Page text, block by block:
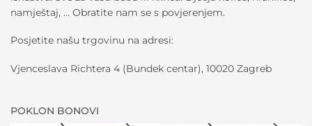
namještaj, … Obratite nam se s povjerenjem.
Posjetite našu trgovinu na adresi:
Vjenceslava Richtera 4 (Bundek centar), 10020 Zagreb
POKLON BONOVI